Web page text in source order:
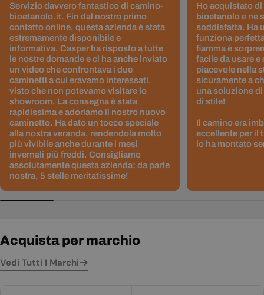
Servizio davvero fantastico di camino-
bioetanolo.it. Fin dal nostro primo
contatto online, questa azienda è stata
estremamente disponibile e
informativa. Casper ha risposto a tutte
le nostre domande e ci ha anche inviato
un video che confrontava i due
caminetti a cui eravamo interessati,
visto che non potevamo visitare lo
showroom. La consegna è stata
rapidissima e adoriamo il nostro nuovo
caminetto. Ha dato un tocco speciale
alla nostra veranda, rendendola molto
più vivibile anche durante i mesi
invernali più freddi. Consigliamo
assolutamente questa azienda: da parte
nostra, 5 stelle meritatissime!
Ho acquistato di
bioetanolo e ne
soddisfatta. Ha
funziona
fiamma è
facile da usare e
piacevole nella
sicuramente a
una soluzione
di stile!
Il camino era
eccellente per il
lo ha montato
Acquista per marchio
Vedi Tutti I Marchi